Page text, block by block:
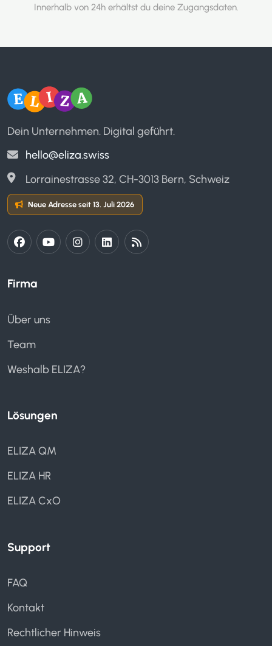
Innerhalb von 24h erhältst du deine Zugangsdaten.
Firma
Über uns
Team
Weshalb ELIZA?
Lösungen
ELIZA QM
ELIZA HR
ELIZA CxO
Support
FAQ
Kontakt
Rechtlicher Hinweis
Dein Unternehmen. Digital geführt.
hello@eliza.swiss
Lorrainestrasse 32, CH-3013 Bern, Schweiz
Neue Adresse seit 13. Juli 2026